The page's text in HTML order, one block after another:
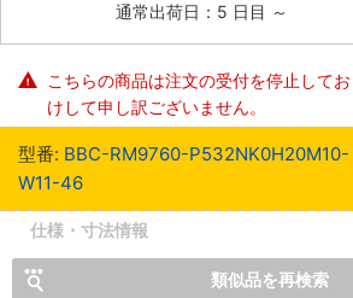
通常出荷日：5 日目 ～
こちらの商品は注文の受付を停止して
けして申し訳ございません。
型番: BBC-RM9760-P532NK0H20M10-
W11-46
仕様・寸法情報
類似品を再検索